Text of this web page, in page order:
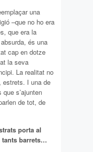
una
–que no ho era
que era la
és una
cap en dotze
la seva
La realitat no
estrets. I una de
s’ajunten
de tot, de
porta al
tants barrets…